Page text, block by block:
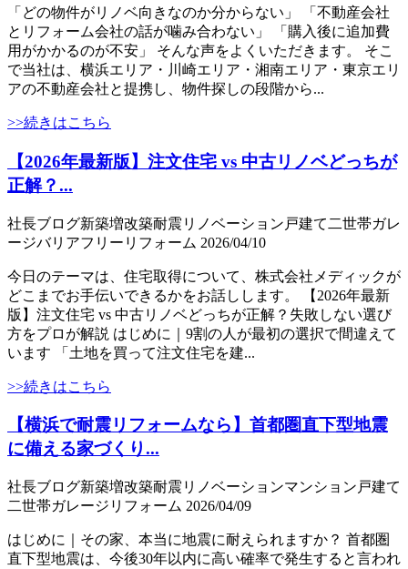
「どの物件がリノベ向きなのか分からない」 「不動産会社
とリフォーム会社の話が噛み合わない」 「購入後に追加費
用がかかるのが不安」 そんな声をよくいただきます。 そこ
で当社は、横浜エリア・川崎エリア・湘南エリア・東京エリ
アの不動産会社と提携し、物件探しの段階から...
>>続きはこちら
【2026年最新版】注文住宅 vs 中古リノベどっちが
正解？...
社長ブログ新築増改築耐震 リノベーション 戸建て 二世帯ガレ
ージバリアフリー リフォーム 2026/04/10
今日のテーマは、住宅取得について、株式会社メディックが
どこまでお手伝いできるかをお話しします。 【2026年最新
版】注文住宅 vs 中古リノベどっちが正解？失敗しない選び
方をプロが解説 はじめに｜9割の人が最初の選択で間違えて
います 「土地を買って注文住宅を建...
>>続きはこちら
【横浜で耐震リフォームなら】首都圏直下型地震
に備える家づくり...
社長ブログ新築増改築耐震 リノベーションマンション 戸建て
二世帯ガレージ リフォーム 2026/04/09
はじめに｜その家、本当に地震に耐えられますか？ 首都圏
直下型地震は、今後30年以内に高い確率で発生すると言われ